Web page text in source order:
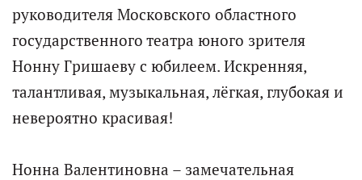
руководителя Московского областного
государственного театра юного зрителя
Нонну Гришаеву с юбилеем. Искренняя,
талантливая, музыкальная, лёгкая, глубокая и
невероятно красивая!
Нонна Валентиновна – замечательная